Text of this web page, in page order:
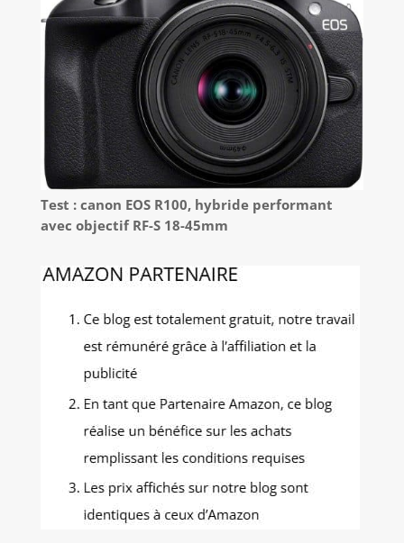
Test : canon EOS R100, hybride performant
avec objectif RF-S 18-45mm